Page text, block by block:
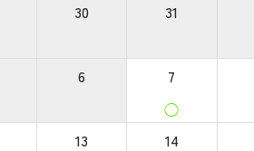
30 31
6 7
◯
13 14